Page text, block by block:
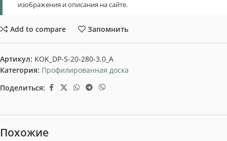
изображения и описания на сайте.
Add to compare Запомнить
Артикул: KOK_DP-S-20-280-3.0_A
Категория: Профилированная доска
Поделиться:
Похожие